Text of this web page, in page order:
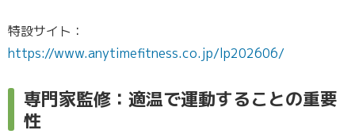
特設サイト：
https://www.anytimefitness.co.jp/lp202606/
専門家監修：適温で運動することの重要
性